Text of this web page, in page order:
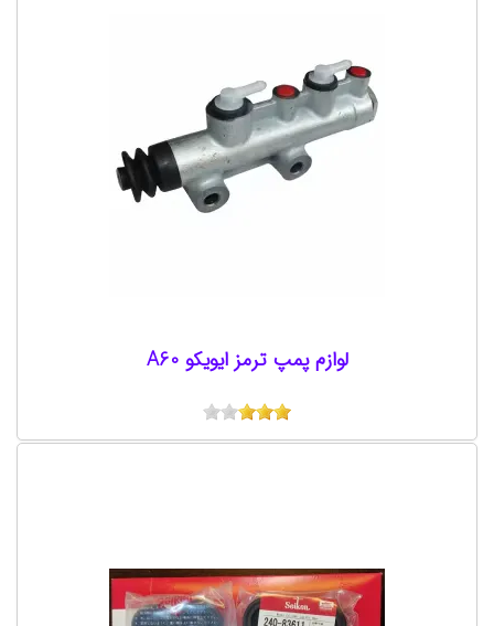
لوازم پمپ ترمز ایویکو A60